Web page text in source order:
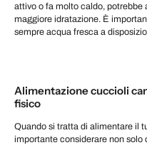
attivo o fa molto caldo, potrebbe
maggiore idratazione. È
sempre acqua fresca a
Alimentazione cuccioli
fisico
Quando si tratta di alimentare il
importante considerare non solo